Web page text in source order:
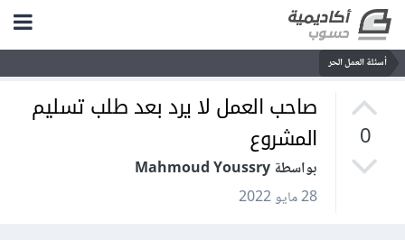
أسئلة العمل الحر
0
صاحب العمل لا يرد بعد طلب تسليم
المشروع
بواسطة Mahmoud Youssry
28 مايو 2022